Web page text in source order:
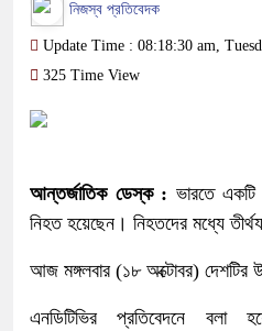
নিজস্ব প্রতিবেদক
Update Time : 08:18:30 am,
325 Time View
আন্তর্জাতিক ডেস্ক : ভারতে
নিহত হয়েছেন। নিহতদের মধ্যে
আজ মঙ্গলবার (১৮ অক্টোবর) দেশটির
এনডিটিভির প্রতিবেদনে বলা